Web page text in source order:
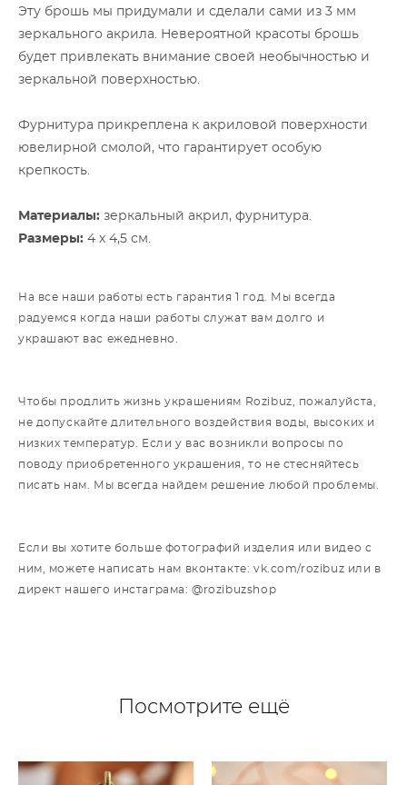
Эту брошь мы придумали и сделали сами из 3 мм
зеркального акрила. Невероятной красоты брошь
будет привлекать внимание своей необычностью и
зеркальной поверхностью.
Фурнитура прикреплена к акриловой поверхности
ювелирной смолой, что гарантирует особую
крепкость.
Материалы: зеркальный акрил, фурнитура.
Размеры: 4 х 4,5 см.
На все наши работы есть гарантия 1 год. Мы всегда
радуемся когда наши работы служат вам долго и
украшают вас ежедневно.
Чтобы продлить жизнь украшениям Rozibuz, пожалуйста,
не допускайте длительного воздействия воды, высоких и
низких температур. Если у вас возникли вопросы по
поводу приобретенного украшения, то не стесняйтесь
писать нам. Мы всегда найдем решение любой проблемы.
Если вы хотите больше фотографий изделия или видео с
ним, можете написать нам вконтакте: vk.com/rozibuz или в
директ нашего инстаграма: @rozibuzshop
Посмотрите ещё